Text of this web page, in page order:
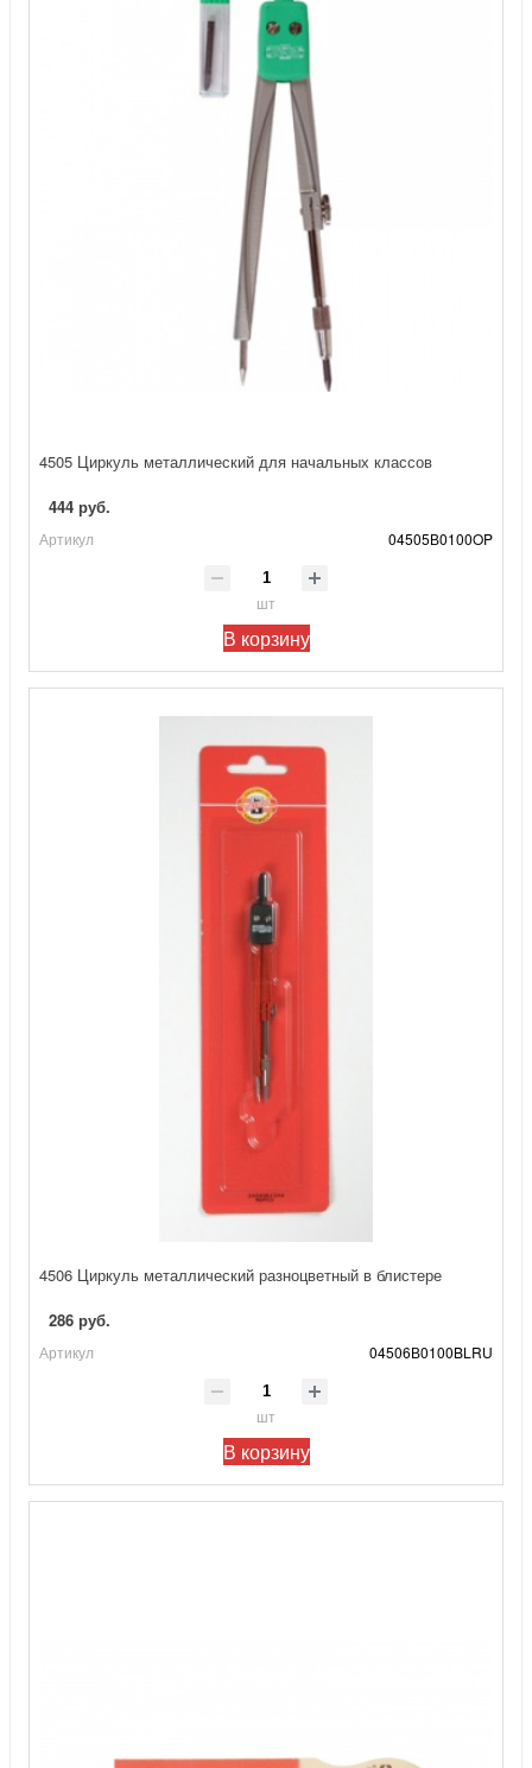
4505 Циркуль металлический для начальных классов
444 руб.
Артикул 04505В0100OP
шт
В корзину
4506 Циркуль металлический разноцветный в блистере
286 руб.
Артикул 04506В0100BLRU
шт
В корзину